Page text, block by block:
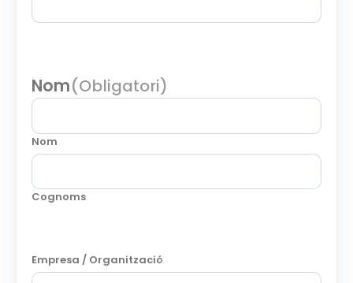
Nom(Obligatori)
Nom
Cognoms
Empresa / Organització